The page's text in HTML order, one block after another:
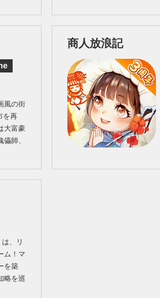
風の街
を再
大富豪
師、
商人放浪記
、リ
ム！マ
を築
略を巡